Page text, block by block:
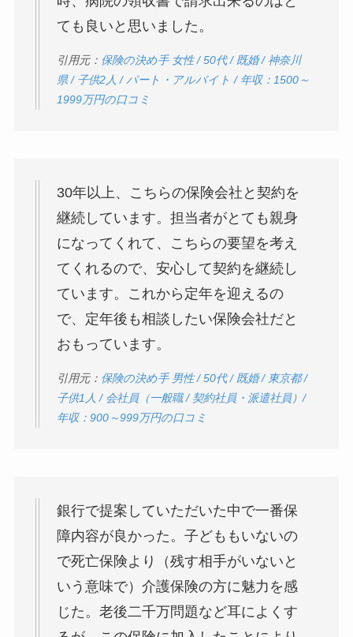
ても良いと思いました。
引用元： 保険の決め手 女性 / 50代 / 既婚 / 神奈川
県 / 子供2人 / パート・アルバイト / 年収：1500～
1999万円の口コミ
30年以上、こちらの保険会社と契約を
継続しています。担当者がとても親身
になってくれて、こちらの要望を考え
てくれるので、安心して契約を継続し
ています。これから定年を迎えるの
で、定年後も相談したい保険会社だと
おもっています。
引用元： 保険の決め手 男性 / 50代 / 既婚 / 東京都 /
子供1人 / 会社員（一般職 / 契約社員・派遣社員）/
年収：900～999万円の口コミ
銀行で提案していただいた中で一番保
障内容が良かった。子どももいないの
で死亡保険より（残す相手がいないと
いう意味で）介護保険の方に魅力を感
じた。老後二千万問題など耳によくす